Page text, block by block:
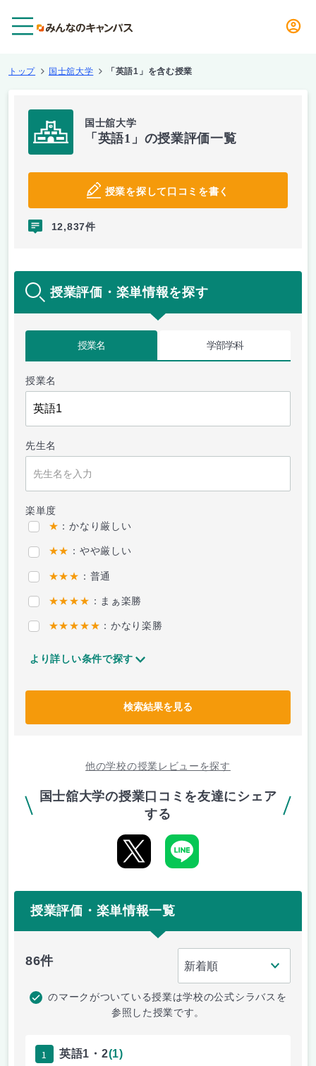
トップ 国士舘大学 「英語1」を含む授業
国士舘大学
「英語1」の授業評価一覧
授業を探して口コミを書く
12,837件
授業評価・楽単情報を探す
授業名 学部学科
授業名
先生名
楽単度
★ ：かなり厳しい
★★ ：やや厳しい
★★★ ：普通
★★★★ ：まぁ楽勝
★★★★★ ：かなり楽勝
より詳しい条件で探す
検索結果を見る
他の学校の授業レビューを探す
国士舘大学の授業口コミを友達にシェア
する
授業評価・楽単情報一覧
86件
のマークがついている授業は学校の公式シラバスを
参照した授業です。
1 英語1・2(1)